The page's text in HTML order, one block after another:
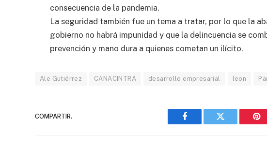
consecuencia de la pandemia.
La seguridad también fue un tema a tratar, por lo que la
gobierno no habrá impunidad y que la delincuencia se
prevención y mano dura a quienes cometan un ilícito.
Ale Gutiérrez CANACINTRA desarrollo empresarial leon
COMPARTIR.
Facebook Twitter